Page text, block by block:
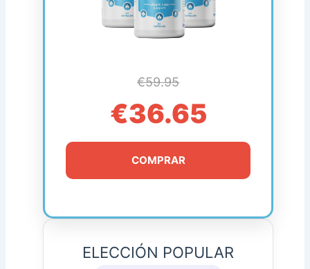
€59.95
€36.65
COMPRAR
ELECCIÓN POPULAR